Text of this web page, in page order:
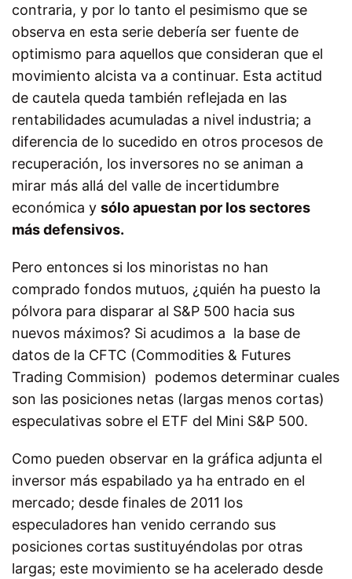
contraria, y por lo tanto el pesimismo que se
observa en esta serie debería ser fuente de
optimismo para aquellos que consideran que el
movimiento alcista va a continuar. Esta actitud
de cautela queda también reflejada en las
rentabilidades acumuladas a nivel industria; a
diferencia de lo sucedido en otros procesos de
recuperación, los inversores no se animan a
mirar más allá del valle de incertidumbre
económica y sólo apuestan por los sectores
más defensivos.
Pero entonces si los minoristas no han
comprado fondos mutuos, ¿quién ha puesto la
pólvora para disparar al S&P 500 hacia sus
nuevos máximos? Si acudimos a la base de
datos de la CFTC (Commodities & Futures
Trading Commision) podemos determinar cuales
son las posiciones netas (largas menos cortas)
especulativas sobre el ETF del Mini S&P 500.
Como pueden observar en la gráfica adjunta el
inversor más espabilado ya ha entrado en el
mercado; desde finales de 2011 los
especuladores han venido cerrando sus
posiciones cortas sustituyéndolas por otras
largas; este movimiento se ha acelerado desde